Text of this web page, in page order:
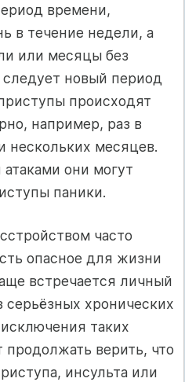
времени,
в течение недели, а
или месяцы без
следует новый период
происходят
например, раз в
нескольких месяцев.
они могут
паники.
часто
опасное для жизни
встречается личный
хронических
таких
продолжать верить, что
инсульта или